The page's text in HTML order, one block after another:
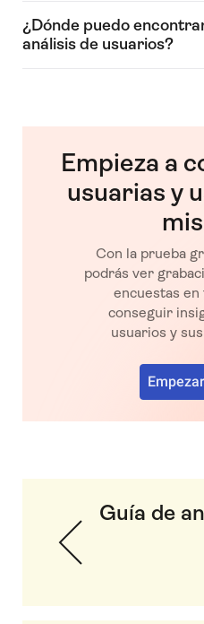
¿Dónde puedo
análisis de usuarios?
Empieza a
usuarias y
Con la prueba
podrás ver
encuestas en
conseguir
usuarios y
Guía de